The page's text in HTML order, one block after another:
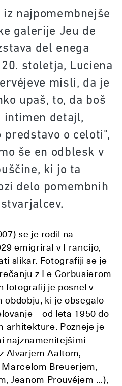
najpomembnejše
galerije Jeu de
del enega
stoletja, Luciena
misli, da je
upaš, to, da boš
intimen detajl,
o celoti",
še en odblesk v
ki jo ta
delo pomembnih
se je rodil na
emigriral v Francijo,
slikar. Fotografiji se je
z Le Corbusierom
fotografij je posnel v
ki je obsegalo
– od leta 1950 do
arhitekture. Pozneje je
najznamenitejšimi
Alvarjem Aaltom,
Breuerjem,
Jeanom Prouvéjem ...),